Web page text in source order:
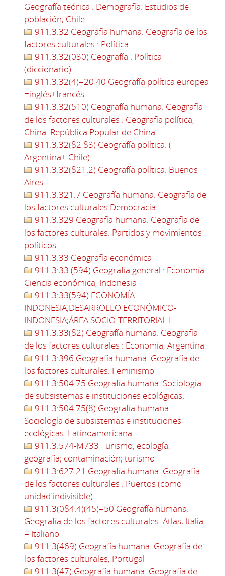
Geografía teórica : Demografía. Estudios de
población, Chile
911.3:32 Geografía humana. Geografía de los
factores culturales : Política
911.3:32(030) Geografía : Política
(diccionario)
911.3:32(4)=20 40 Geografía política europea
=inglés+francés
911.3:32(510) Geografía humana. Geografía
de los factores culturales : Geografía política,
China. República Popular de China
911.3:32(82 83) Geografía política. (
Argentina+ Chile).
911.3:32(821.2) Geografía política. Buenos
Aires
911.3:321.7 Geografía humana. Geografía de
los factores culturales.Democracia.
911.3:329 Geografía humana. Geografía de
los factores culturales. Partidos y movimientos
políticos
911.3:33 Geografía económica
911.3:33 (594) Geografía general : Economía.
Ciencia económica, Indonesia
911.3:33(594) ECONOMÍA-
INDONESIA;DESARROLLO ECONÓMICO-
INDONESIA;ÁREA SOCIO-TERRITORIAL I
911.3:33(82) Geografía humana. Geografía
de los factores culturales : Economía, Argentina
911.3:396 Geografía humana. Geografía de
los factores culturales. Feminismo
911.3:504.75 Geografía humana. Sociología
de subsistemas e instituciones ecológicas.
911.3:504.75(8) Geografía humana.
Sociología de subsistemas e instituciones
ecológicas. Latinoamericana.
911.3:574-M733 Turismo; ecología;
geografía; contaminación; turismo
911.3:627.21 Geografía humana. Geografía
de los factores culturales : Puertos (como
unidad indivisible)
911.3(084.4)(45)=50 Geografía humana.
Geografía de los factores culturales. Atlas, Italia
= Italiano
911.3(469) Geografía humana. Geografía de
los factores culturales, Portugal
911.3(47) Geografía humana. Geografía de